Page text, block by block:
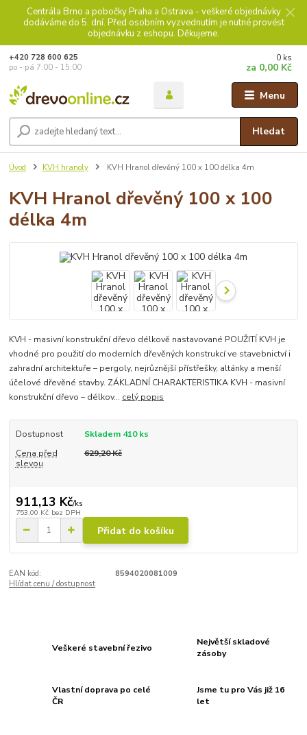
Centrála Brno a pobočky Praha a Ostrava - veškeré objednávky
dodáváme do 5. dní. Před osobním vyzvednutím je nutné provést
objednávku z eshopu. Děkujeme.
Menu
Hledat
+420 728 600 625
po - pá 7:00 - 15:00
0 ks
za 0,00 Kč
Úvod KVH hranoly KVH Hranol dřevěný 100 x 100 délka 4m
KVH Hranol dřevěný 100 x 100
délka 4m
KVH - masivní konstrukční dřevo délkově nastavované POUŽITÍ KVH je
vhodné pro použití do moderních dřevěných konstrukcí ve stavebnictví i
zahradní architektuře – pergoly, nejrůznější přístřešky, altánky a menší
účelové dřevěné stavby. ZÁKLADNÍ CHARAKTERISTIKA KVH - masivní
konstrukční dřevo – délkov... celý popis
Dostupnost
Skladem 410 ks
Cena před
slevou
629,20 Kč
911,13 Kč/ks
753,00 Kč bez DPH
Přidat do košíku
EAN kód:
8594020081009
Hlídat cenu / dostupnost
Veškeré stavební řezivo
Největší skladové
zásoby
Vlastní doprava po celé
ČR
Jsme tu pro Vás již 16
let